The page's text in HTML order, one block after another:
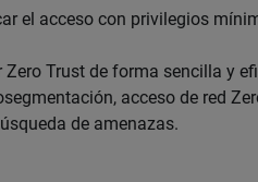
el acceso con privilegios
Trust de forma sencilla y
acceso de red
de amenazas.